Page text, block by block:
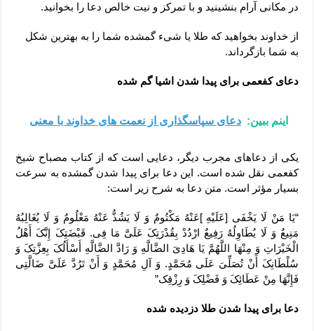
در مکانی آرام بنشینید و با تمرکز و نیت خالص دعا را بخوانید.
از خداوند بخواهید که طلا یا شیء گمشده شما را به بهترین شکل
به شما بازگرداند.
دعای کفعمی برای پیدا شدن اشیا گم شده
اینم ببین: دعای سپاسگذاری از نعمت های خداوند با معنی
یکی از دعاهای مجرب دیگر، دعایی است که از کتاب مصباح شیخ
کفعمی نقل شده است. این دعا برای پیدا شدن گمشده به سرعت
بسیار مؤثر است. متن دعا به شرح زیر است:
“یَا مَنْ لَا یَخْفَى [عَلَیْهِ ]عَنْهُ مَکْتُومٌ وَ لَا یَشُذُّ عَنْهُ مَعْلُومٌ وَ لَا یُغَالِبُهُ
مَنِیعٌ وَ لَا یُطَاوِلُهُ رَفِیعٌ ارْدُدْ بِقُدْرَتِکَ عَلَیَّ مَا فِی. قَبْضَتِکَ إِنَّکَ أَهْلُ
الْخَیْرَاتِ وَ مِنْهَا اللَّهُمَّ یَا هَادِیَ الضَّالَّهِ وَ رَادَّ الضَّالَّهِ أَسْأَلُکَ بِعِزَّتِکَ وَ
سُلْطَانِکَ أَنْ تُصَلِّیَ عَلَى مُحَمَّدٍ. وَ آلِ مُحَمَّدٍ وَ أَنْ تَرُدَّ عَلَیَّ ضَالَّتِی
فَإِنَّهَا مِنْ عَطَائِکَ وَ فَضْلِکَ وَ رِزْقِک”
دعا برای پیدا شدن طلا دزدیده شده